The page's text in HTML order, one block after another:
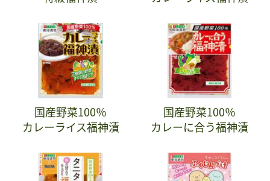
国産野菜100％
カレーライス福神漬
国産野菜100％
カレーに合う福神漬